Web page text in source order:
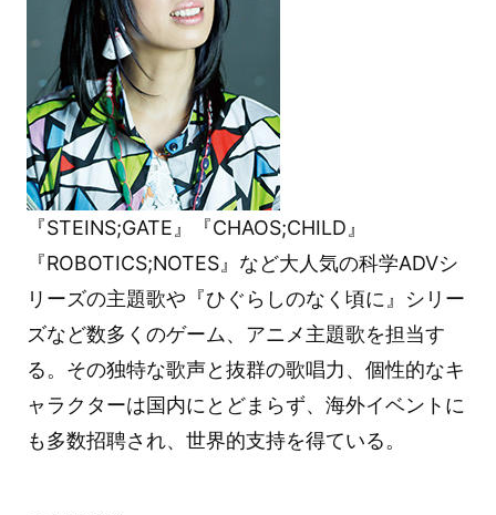
『STEINS;GATE』『CHAOS;CHILD』
『ROBOTICS;NOTES』など大人気の科学ADVシ
リーズの主題歌や『ひぐらしのなく頃に』シリー
ズなど数多くのゲーム、アニメ主題歌を担当す
る。その独特な歌声と抜群の歌唱力、個性的なキ
ャラクターは国内にとどまらず、海外イベントに
も多数招聘され、世界的支持を得ている。